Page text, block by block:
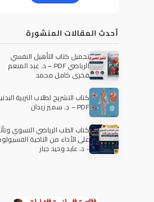
أحدث المقالات المنشورة
تحميل كتاب التأهيل النفسي
الرياضي PDF – د. عبد المنعم
فخري كامل محمد
كتاب التشريح لطلاب التربية
PDF – د. سمير زيدان
كتاب الطب الرياضي النسوي
على الأداء من الناحية
- د. عايد وحيد جبار
100